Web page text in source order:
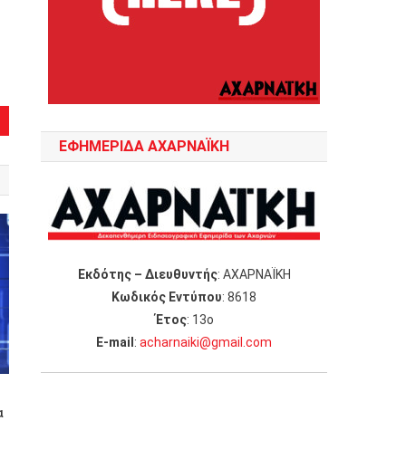
ΕΦΗΜΕΡΙΔΑ ΑΧΑΡΝΑΪΚΗ
Εκδότης – Διευθυντής: ΑΧΑΡΝΑΪΚΗ
Κωδικός Εντύπου: 8618
Έτος: 13ο
Ε-mail :acharnaiki@gmail.com